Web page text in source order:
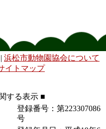
| 浜松市動物園協会について
イトマップ
する表示 ■
登録番号：第223307086
号